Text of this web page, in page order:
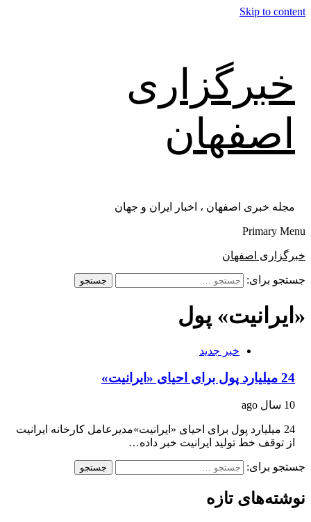
Skip to content
خبرگزاری
اصفهان
مجله خبری اصفهان ، اخبار ایران و جهان
Primary Menu
خبرگزاری اصفهان
جستجو برای:
«ایرانیت» پول
خبر جدید
24 میلیارد پول برای احیای «ایرانیت»
10 سال ago
24 میلیارد پول برای احیای «ایرانیت»مدیرعامل کارخانه ایرانیت
از توقف خط تولید ایرانیت خبر داده…
جستجو برای:
نوشته‌های تازه